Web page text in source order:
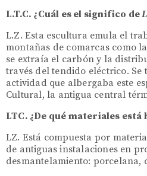
L.T.C. ¿Cuál es el significo de
L.Z. Esta escultura emula el
montañas de comarcas como
se extraía el carbón y la
través del tendido eléctrico.
actividad que albergaba este
Cultural, la antigua central
LTC. ¿De qué materiales está
LZ. Está compuesta por
de antiguas instalaciones en
desmantelamiento: porcelana,